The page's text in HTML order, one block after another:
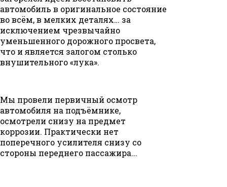
автомобиль в оригинальное состояние
во всём, в мелких деталях… за
исключением чрезвычайно
уменьшенного дорожного просвета,
что и является залогом столько
внушительного «лука».
Мы провели первичный осмотр
автомобиля на подъёмнике,
осмотрели снизу на предмет
коррозии. Практически нет
поперечного усилителя снизу со
стороны переднего пассажира...